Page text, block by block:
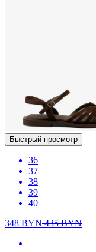
Быстрый просмотр
36
37
38
39
40
348 BYN435BYN